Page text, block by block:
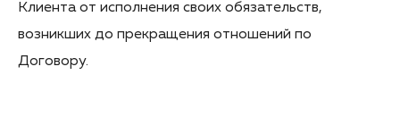
Клиента от исполнения своих обязательств,
возникших до прекращения отношений по
Договору.